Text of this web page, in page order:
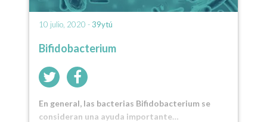
10 julio, 2020 - 39ytú
Bifidobacterium
En general, las bacterias Bifidobacterium se
consideran una ayuda importante…